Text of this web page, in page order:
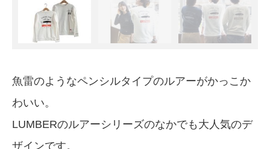
魚雷のようなペンシルタイプのルアーがかっこか
わいい。
LUMBERのルアーシリーズのなかでも大人気のデ
ザインです。